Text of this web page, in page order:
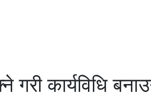
कार्यविधि